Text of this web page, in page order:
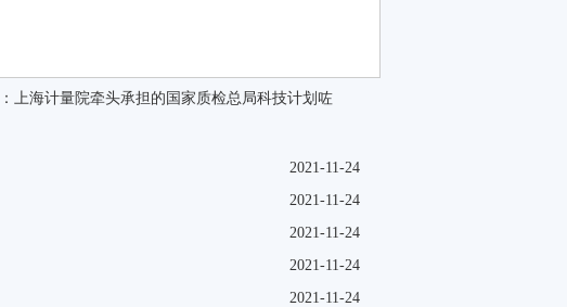
上海计量院牵头承担的国家质检总局科技计划咗
2021-11-24
2021-11-24
2021-11-24
2021-11-24
2021-11-24